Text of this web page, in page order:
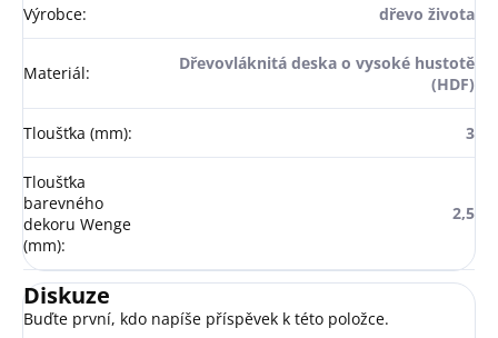
Výrobce: dřevo života
Materiál:
Dřevovláknitá deska o vysoké hustotě
(HDF)
Tloušťka (mm): 3
Tloušťka
barevného
dekoru Wenge
(mm):
2,5
Diskuze
Buďte první, kdo napíše příspěvek k této položce.